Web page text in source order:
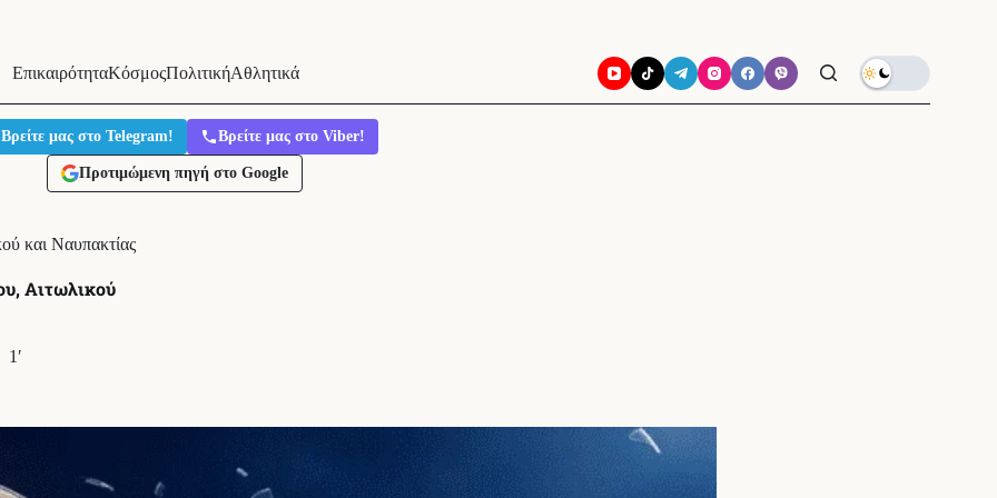
ΕπικαιρότηταΚόσμοςΠολιτικήΑθλητικά
Βρείτε μας στο Telegram! Βρείτε μας στο Viber!
Προτιμώμενη πηγή στο Google
και Ναυπακτίας
Αιτωλικού
1′